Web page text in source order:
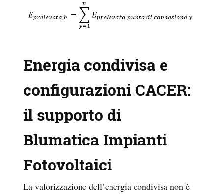
Energia condivisa e
configurazioni CACER:
il supporto di
Blumatica Impianti
Fotovoltaici
La valorizzazione dell’energia condivisa non è